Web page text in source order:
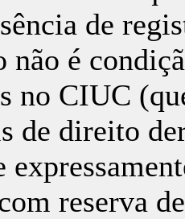
de
não é
no CIUC
de direito
reserva